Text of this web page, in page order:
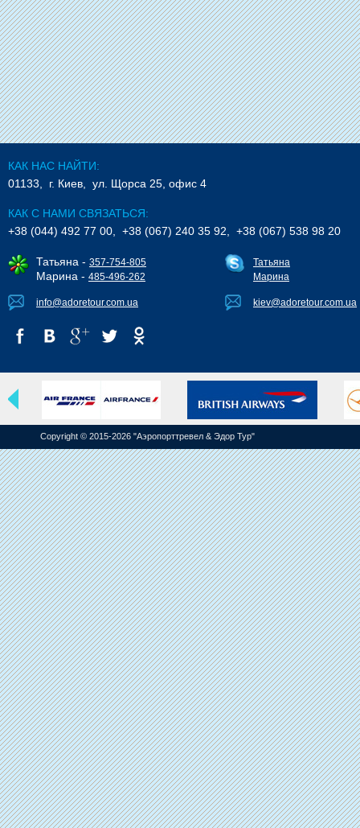
КАК НАС НАЙТИ:
01133, г. Киев, ул. Щорса 25, офис 4
КАК С НАМИ СВЯЗАТЬСЯ:
+38 (044) 492 77 00, +38 (067) 240 35 92, +38 (067) 538 98 20
Татьяна - 357-754-805
Марина - 485-496-262
Татьяна
Марина
info@adoretour.com.ua kiev@adoretour.com.ua
Copyright © 2015-2026 "Аэропорттревел & Эдор Тур"